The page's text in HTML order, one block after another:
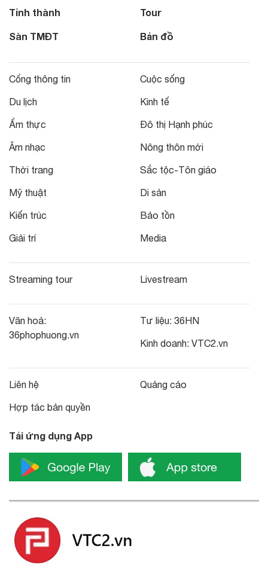
Tỉnh thành
Sàn TMĐT
Tour
Bản đồ
Cổng thông tin
Du lịch
Ẩm thực
Âm nhạc
Thời trang
Mỹ thuật
Kiến trúc
Giải trí
Cuộc sống
Kinh tế
Đô thị Hạnh phúc
Nông thôn mới
Sắc tộc-Tôn giáo
Di sản
Bảo tồn
Media
Streaming tour Livestream
Văn hoá:
36phophuong.vn
Tư liệu: 36HN
Kinh doanh: VTC2.vn
Liên hệ
Hợp tác bản quyền
Quảng cáo
Tải ứng dụng App